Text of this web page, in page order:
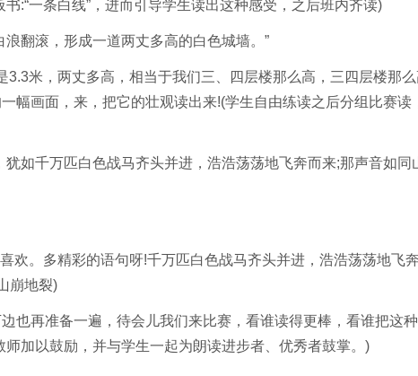
一条白线”，进而引导学生读出这种感受，之后班内齐读)
滚，形成一道两丈多高的白色城墙。”
米，两丈多高，相当于我们三、四层楼那么高，三四层楼那么
幅画面，来，把它的壮观读出来!(学生自由练读之后分组比赛读
千万匹白色战马齐头并进，浩浩荡荡地飞奔而来;那声音如同
。多精彩的语句呀!千万匹白色战马齐头并进，浩浩荡荡地飞
崩地裂)
再准备一遍，待会儿我们来比赛，看谁读得更棒，看谁把这
加以鼓励，并与学生一起为朗读进步者、优秀者鼓掌。)